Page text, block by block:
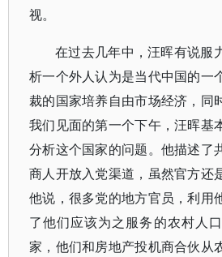
视。
在过去几年中，汪晖有说服
析一个外人认为是当代中国的一
裁的国家培养自由市场经济，同
我们见面的第一个下午，汪晖基
分析这个国家的问题。他描述了
商人开放入党渠道，虽然官方还
他说，很多党的地方官员，利用
了他们应该为之服务的农村人
家，他们和房地产投机商合伙从